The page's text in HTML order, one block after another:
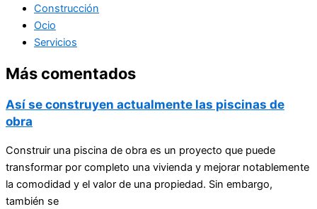
Construcción
Ocio
Servicios
Más comentados
Así se construyen actualmente las piscinas de
obra
Construir una piscina de obra es un proyecto que puede
transformar por completo una vivienda y mejorar notablemente
la comodidad y el valor de una propiedad. Sin embargo,
también se